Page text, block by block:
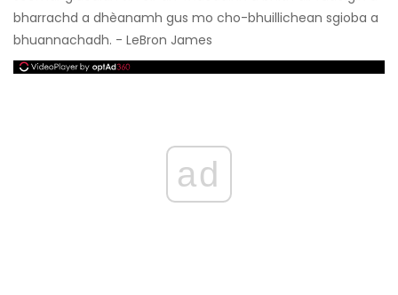
bharrachd a dhèanamh gus mo cho-bhuillichean sgioba a
bhuannachadh. - LeBron James
ad